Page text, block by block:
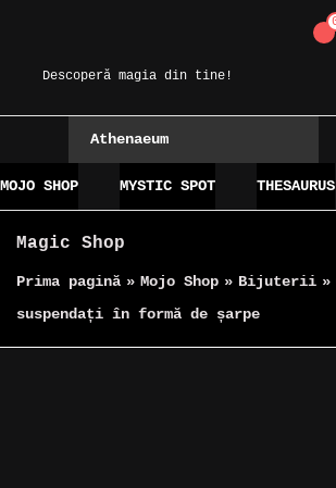
contentDescoperă magia din tine!
Athenaeum
MOJO SHOP MYSTIC SPOT THESAURUS
Magic Shop
Prima pagină » Mojo Shop » Bijuterii »
suspendați în formă de șarpe